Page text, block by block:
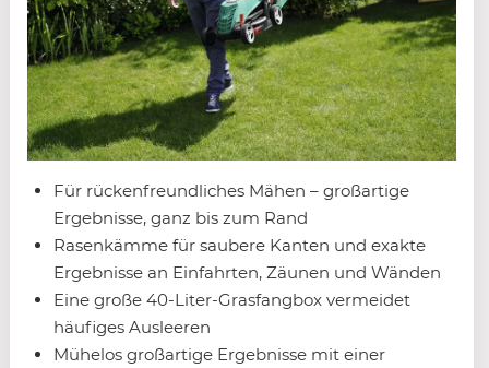
Für rückenfreundliches Mähen – großartige
Ergebnisse, ganz bis zum Rand
Rasenkämme für saubere Kanten und exakte
Ergebnisse an Einfahrten, Zäunen und Wänden
Eine große 40-Liter-Grasfangbox vermeidet
häufiges Ausleeren
Mühelos großartige Ergebnisse mit einer